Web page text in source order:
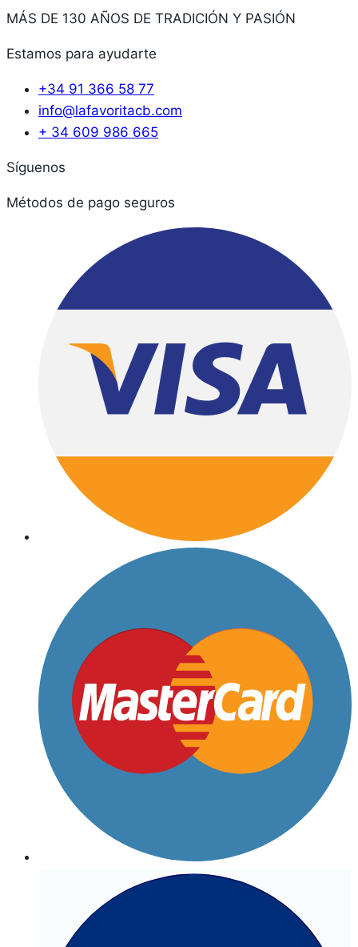
MÁS DE 130 AÑOS DE TRADICIÓN Y PASIÓN
Estamos para ayudarte
+34 91 366 58 77
info@lafavoritacb.com
+ 34 609 986 665
Síguenos
Métodos de pago seguros